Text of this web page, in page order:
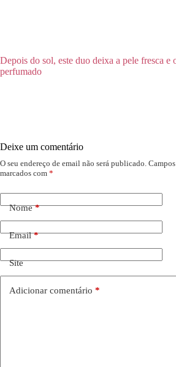
Depois do sol, este duo deixa a pele fresca e
perfumado
Deixe um comentário
O seu endereço de email não será publicado.
marcados com *
Nome*
Email*
Site
Adicionar comentário *